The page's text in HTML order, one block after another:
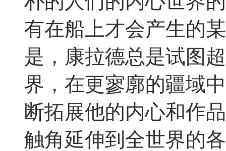
有在船上才会产生的
是，康拉德总是试图
界，在更寥廓的疆域
断拓展他的内心和作
触角延伸到全世界的